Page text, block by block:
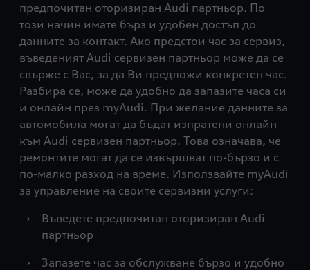
предпочитан оторизиран Audi партньор. По
този начин имате бърз и удобен достъп до
данните за контакт. Ако предстои час за сервиз,
въведеният Audi сервизен партньор може да се
свърже с Вас, за да Ви предложи конкретен час.
Разбира се, може да удобно да запазите часа си
и онлайн през myAudi. При желание данните за
автомобила могат да бъдат изпратени онлайн
към Audi сервизен партньор. Това означава, че
ремонтите могат да се извършват по-бързо и с
по-малко разход на време. Използвайте myAudi
за управление на своите сервизни услуги:
›
Въведете предпочитан оторизиран Audi
партньор
›
Запазете час за обслужване бързо и удобно